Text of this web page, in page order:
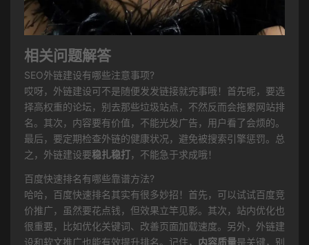
相关问题解答
SEO外链建设有哪些注意事项?
哎呀，外链建设可不是随便发发链接就完事哦！首先呢，要选
择高权重的论坛，别去那些垃圾站点，不然反而会拖累网站排
名。其次，内容要有价值，不能光发广告，用户看了会烦的。
最后，要定期检查外链的健康状况，避免被搜索引擎惩罚。总
之，外链建设要稳扎稳打 ，不能急于求成哦！
百度快速排名有哪些靠谱方法?
哈哈，百度快速排名其实有很多妙招！首先，可以试试百度竞
价推广，虽然要花点钱，但效果立竿见影。其次，站内优化也
很重要，比如优化关键词、改善页面加载速度。另外，外链建
设和软文推广也能有效提升排名。记住，
内容质量是关键，别